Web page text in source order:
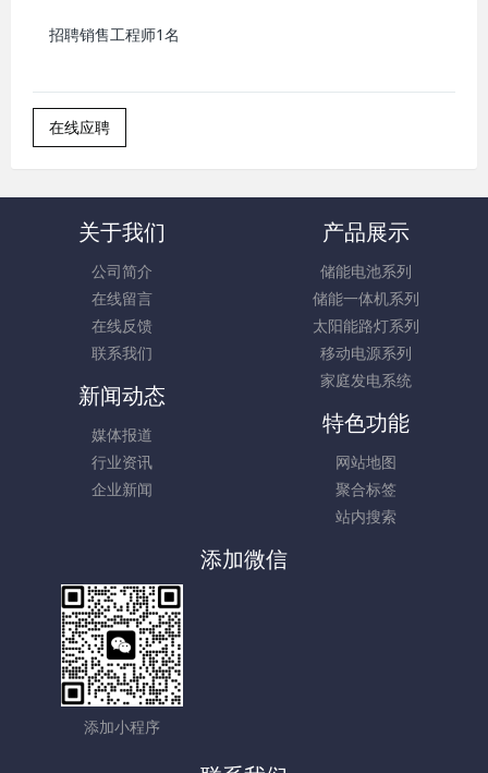
招聘销售工程师1名
在线应聘
关于我们
公司简介
在线留言
在线反馈
联系我们
产品展示
储能电池系列
储能一体机系列
太阳能路灯系列
移动电源系列
家庭发电系统
新闻动态
媒体报道
行业资讯
企业新闻
特色功能
网站地图
聚合标签
站内搜索
添加微信
添加小程序